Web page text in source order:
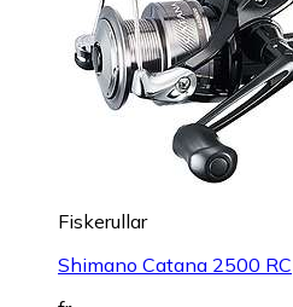
Fiskerullar
Shimano Catana 2500 RC